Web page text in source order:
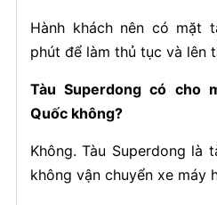
Hành khách nên có
phút để làm thủ tục và lên
Tàu Superdong có cho
Quốc không?
Không. Tàu Superdong là
không vận chuyển xe máy